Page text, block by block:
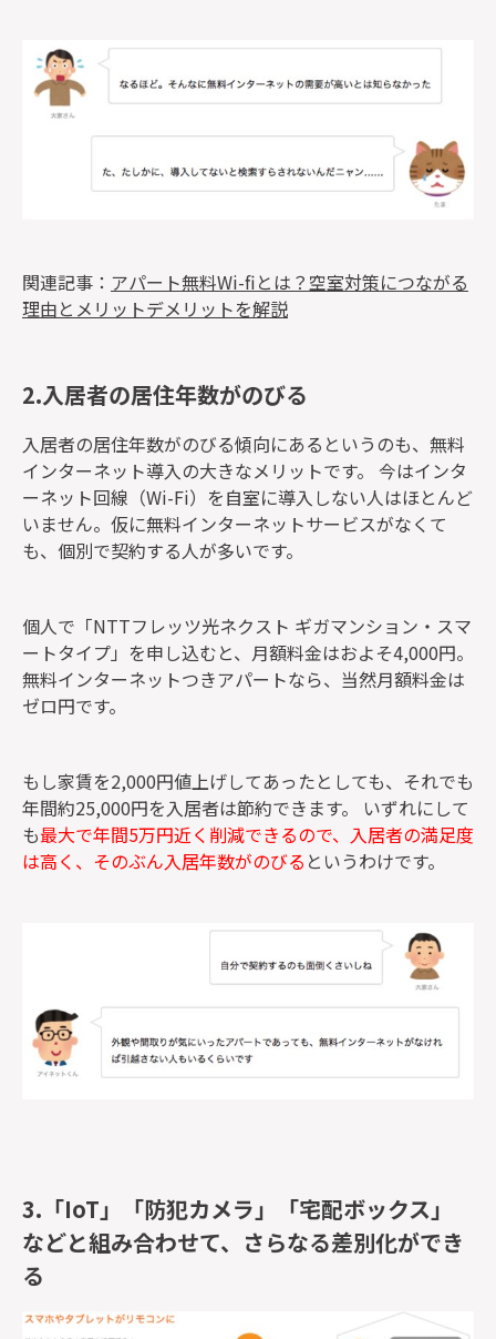
関連記事： アパート無料Wi-fiとは？空室対策につながる
理由とメリットデメリットを解説
2.入居者の居住年数がのびる
入居者の居住年数がのびる傾向にあるというのも、無料
インターネット導入の大きなメリットです。 今はインタ
ーネット回線（Wi-Fi）を自室に導入しない人はほとんど
いません。仮に無料インターネットサービスがなくて
も、個別で契約する人が多いです。
個人で「NTTフレッツ光ネクスト ギガマンション・スマ
ートタイプ」を申し込むと、月額料金はおよそ4,000円。
無料インターネットつきアパートなら、当然月額料金は
ゼロ円です。
もし家賃を2,000円値上げしてあったとしても、それでも
年間約25,000円を入居者は節約できます。 いずれにして
も最大で年間5万円近く削減できるので、入居者の満足度
は高く、そのぶん入居年数がのびる というわけです。
3.「IoT」「防犯カメラ」「宅配ボックス」
などと組み合わせて、さらなる差別化ができ
る